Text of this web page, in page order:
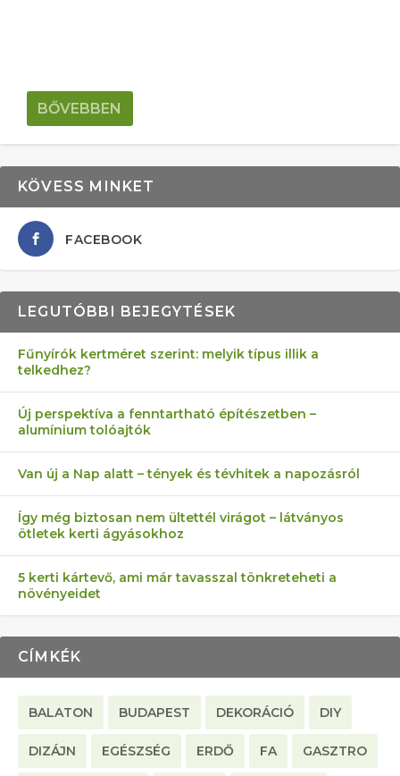
BŐVEBBEN
KÖVESS MINKET
FACEBOOK
LEGUTÓBBI BEJEGYTÉSEK
Fűnyírók kertméret szerint: melyik típus illik a
telkedhez?
Új perspektíva a fenntartható építészetben –
alumínium tolóajtók
Van új a Nap alatt – tények és tévhitek a napozásról
Így még biztosan nem ültettél virágot – látványos
ötletek kerti ágyásokhoz
5 kerti kártevő, ami már tavasszal tönkreteheti a
növényeidet
CÍMKÉK
BALATON BUDAPEST DEKORÁCIÓ DIY
DIZÁJN EGÉSZSÉG ERDŐ FA GASZTRO